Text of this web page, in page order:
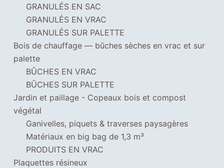
GRANULÉS EN SAC
GRANULÉS EN VRAC
GRANULÉS SUR PALETTE
Bois de chauffage — bûches sèches en vrac et sur
palette
BÛCHES EN VRAC
BÛCHES SUR PALETTE
Jardin et paillage - Copeaux bois et compost
végétal
Ganivelles, piquets & traverses paysagères
Matériaux en big bag de 1,3 m³
PRODUITS EN VRAC
Plaquettes résineux